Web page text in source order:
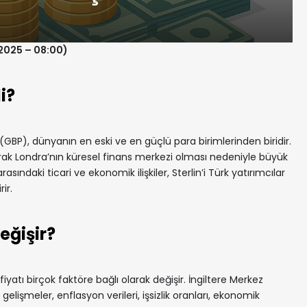
– 08:00)
dünyanın en eski ve en güçlü para birimlerinden biridir.
Londra’nın küresel finans merkezi olması nedeniyle büyük
ticari ve ekonomik ilişkiler, Sterlin’i Türk yatırımcılar
birçok faktöre bağlı olarak değişir. İngiltere Merkez
gelişmeler, enflasyon verileri, işsizlik oranları, ekonomik